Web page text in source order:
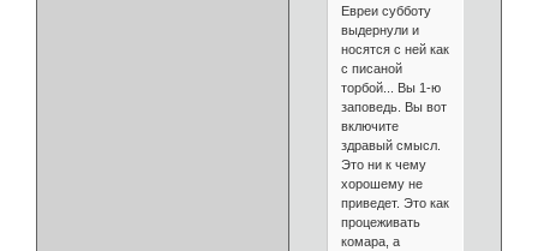
Евреи субботу
выдернули и
носятся с ней как
с писаной
торбой... Вы 1-ю
заповедь. Вы вот
включите
здравый смысл.
Это ни к чему
хорошему не
приведет. Это как
процеживать
комара, а